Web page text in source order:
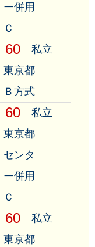
ー併用
Ｃ
60
私立
東京都
Ｂ方式
60
私立
東京都
センタ
ー併用
Ｃ
60
私立
東京都